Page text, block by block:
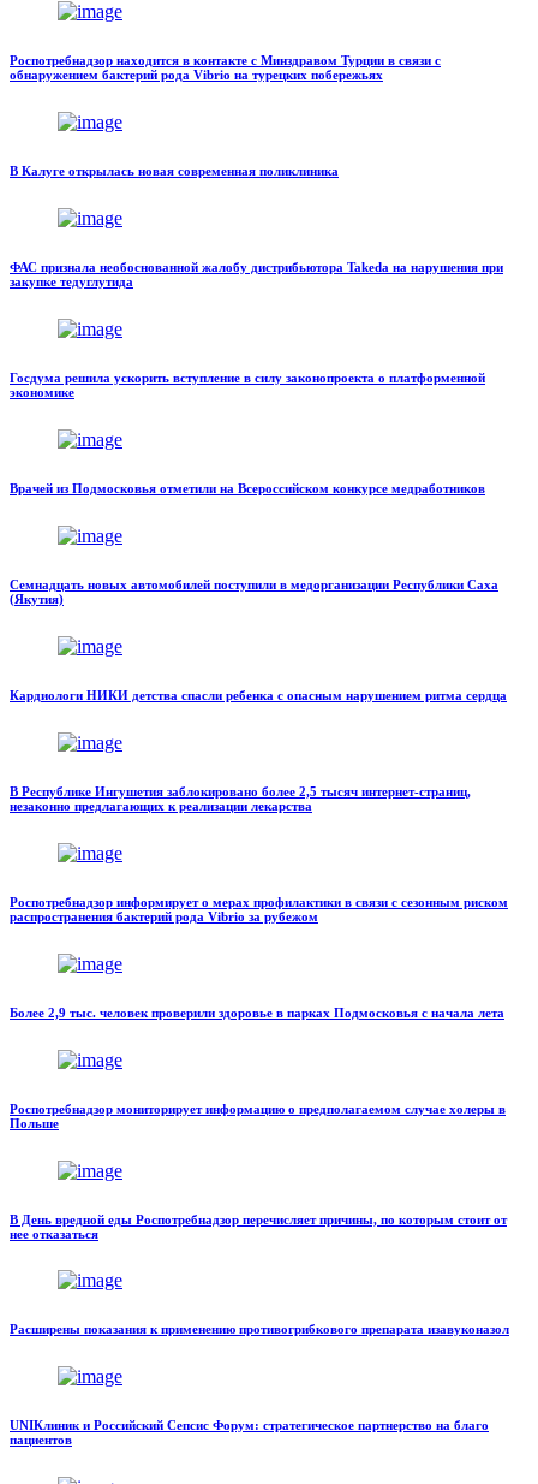
Роспотребнадзор находится в контакте с Минздравом Турции в связи с
обнаружением бактерий рода Vibrio на турецких побережьях
В Калуге открылась новая современная поликлиника
ФАС признала необоснованной жалобу дистрибьютора Takeda на нарушения при
закупке тедуглутида
Госдума решила ускорить вступление в силу законопроекта о платформенной
экономике
Врачей из Подмосковья отметили на Всероссийском конкурсе медработников
Семнадцать новых автомобилей поступили в медорганизации Республики Саха
(Якутия)
Кардиологи НИКИ детства спасли ребенка с опасным нарушением ритма сердца
В Республике Ингушетия заблокировано более 2,5 тысяч интернет-страниц,
незаконно предлагающих к реализации лекарства
Роспотребнадзор информирует о мерах профилактики в связи с сезонным риском
распространения бактерий рода Vibrio за рубежом
Более 2,9 тыс. человек проверили здоровье в парках Подмосковья с начала лета
Роспотребнадзор мониторирует информацию о предполагаемом случае холеры в
Польше
В День вредной еды Роспотребнадзор перечисляет причины, по которым стоит от
нее отказаться
Расширены показания к применению противогрибкового препарата изавуконазол
UNIКлиник и Российский Сепсис Форум: стратегическое партнерство на благо
пациентов